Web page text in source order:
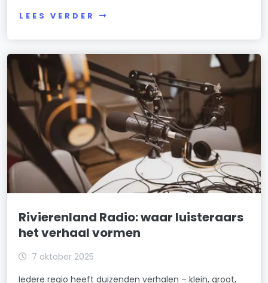
LEES VERDER
Rivierenland Radio: waar luisteraars
het verhaal vormen
7 oktober 2025
Iedere regio heeft duizenden verhalen – klein, groot,